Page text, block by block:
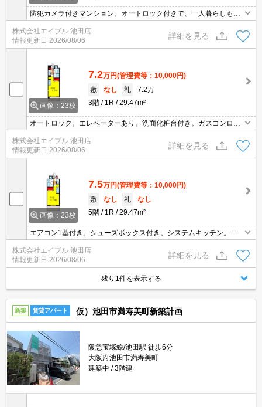
防犯カメラ付きマンション。オートロック付きで、一人暮らしも安
心。2口ガスコンロ付。1年未満の解約時、違約金家賃+管理費の1ヶ
月分発生。
株式会社エイブル 池田店
情報更新日 2026/08/06
詳細を見る
画像：23枚
7.2万円(管理費等：10,000円)
敷
なし 礼
7.2万
3階
1R 29.47m²
オートロック。エレベーターあり。洗面化粧台付き。ガスコンロ付
き。エアコン1基付き。TVインターホン付き。1年未満解約時、違約
金家賃＋管理費の１ヶ月分。
株式会社エイブル 池田店
情報更新日 2026/08/06
詳細を見る
画像：23枚
7.5万円(管理費等：10,000円)
敷
なし 礼
なし
5階
1R 29.47m²
エアコン1基付き。シューズボックス付き。システムキッチン。オ
ートロック。
株式会社エイブル 池田店
情報更新日 2026/08/06
詳細を見る
残り1件を表示する
新築 賃貸アパート 仮）池田市満寿美町新築計画
阪急宝塚線/池田駅 徒歩6分
大阪府池田市満寿美町
建築中
3階建